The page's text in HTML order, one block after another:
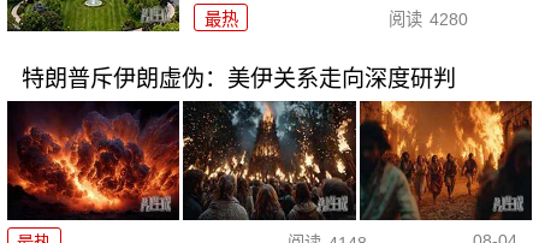
最热 阅读 4280
特朗普斥伊朗虚伪：美伊关系走向深度研判